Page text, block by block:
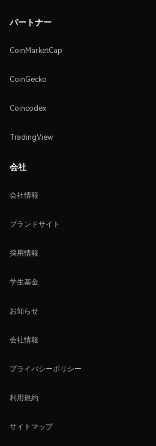
パートナー
CoinMarketCap
CoinGecko
Coincodex
TradingView
会社
会社情報
ブランドサイト
採用情報
学生基金
お知らせ
会社情報
プライバシーポリシー
利用規約
サイトマップ